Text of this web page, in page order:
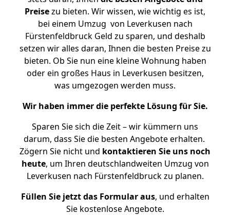
Preisezu bieten. Wir wissen, wie wichtig es ist,
bei einem Umzug von Leverkusen nach
Fürstenfeldbruck Geld zu sparen, und deshalb
setzen wir alles daran, Ihnen die besten Preise zu
bieten. Ob Sie nun eine kleine Wohnung haben
oder ein großes Haus in Leverkusen besitzen,
was umgezogen werden muss.
Wir haben immer die perfekte Lösung für Sie.
Sparen Sie sich die Zeit – wir kümmern uns
darum, dass Sie die besten Angebote erhalten.
Zögern Sie nicht und kontaktieren Sie uns noch
heute, um Ihren deutschlandweiten Umzug von
Leverkusen nach Fürstenfeldbruck zu planen.
Füllen Sie jetzt das Formular aus, und erhalten
Sie kostenlose Angebote.